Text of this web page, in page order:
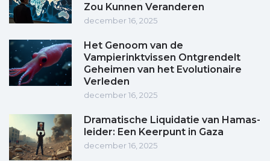
Zou Kunnen Veranderen
december 16, 2025
Het Genoom van de
Vampierinktvissen Ontgrendelt
Geheimen van het Evolutionaire
Verleden
december 16, 2025
Dramatische Liquidatie van Hamas-
leider: Een Keerpunt in Gaza
december 16, 2025